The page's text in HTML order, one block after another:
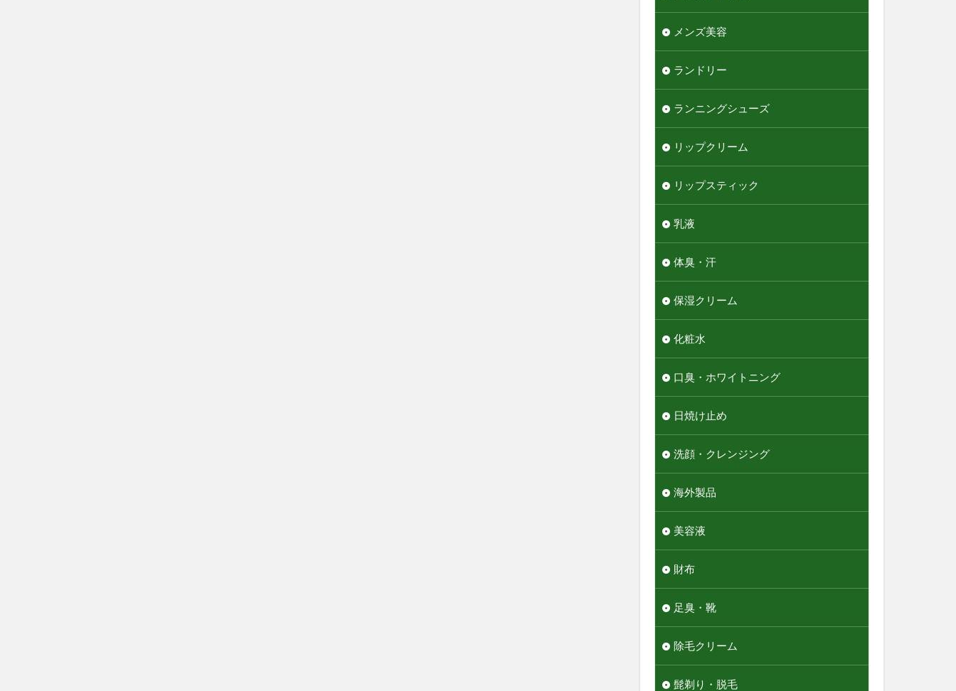
メンズ美容
ランドリー
ランニングシューズ
リップクリーム
リップスティック
乳液
体臭・汗
保湿クリーム
化粧水
口臭・ホワイトニング
日焼け止め
洗顔・クレンジング
海外製品
美容液
財布
足臭・靴
除毛クリーム
髭剃り・脱毛